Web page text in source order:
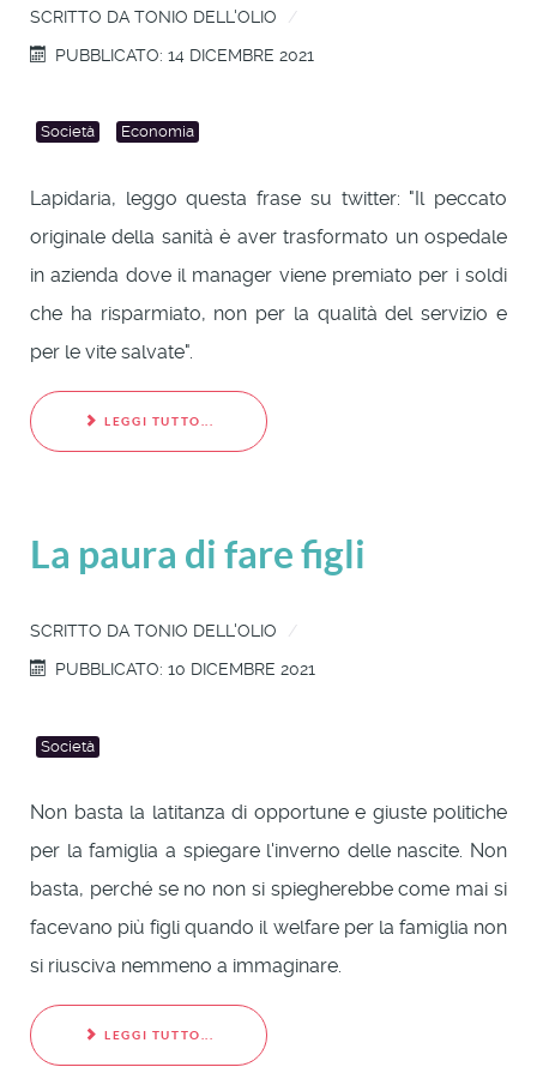
SCRITTO DA TONIO DELL'OLIO
PUBBLICATO: 14 DICEMBRE 2021
Società Economia
Lapidaria, leggo questa frase su twitter: "Il peccato
originale della sanità è aver trasformato un ospedale
in azienda dove il manager viene premiato per i soldi
che ha risparmiato, non per la qualità del servizio e
per le vite salvate".
LEGGI TUTTO...
La paura di fare figli
SCRITTO DA TONIO DELL'OLIO
PUBBLICATO: 10 DICEMBRE 2021
Società
Non basta la latitanza di opportune e giuste politiche
per la famiglia a spiegare l'inverno delle nascite. Non
basta, perché se no non si spiegherebbe come mai si
facevano più figli quando il welfare per la famiglia non
si riusciva nemmeno a immaginare.
LEGGI TUTTO...